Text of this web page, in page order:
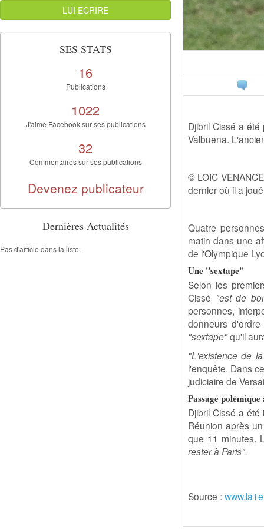
Djibril Cissé a
Valbuena.
© LOIC
dernier où il a
Quatre
matin dans une
de l'Olympique
Une "sextape"
Selon les
Cissé "est de
personnes,
donneurs
"sextape"qu'il
"L'existence de
l'enquête. Dans
judiciaire de
Passage
Djibril Cissé a
Réunion après
que 11 minutes.
rester à Paris".
Source :
LUI ECRIRE
SES STATS
16
Publications
1022
J'aime Facebook sur ses publications
32
Commentaires sur ses publications
Devenez publicateur
Dernières Actualités
Pas d'article dans la liste.